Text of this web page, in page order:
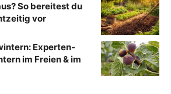
So bereitest du
vor
Experten-
im Freien & im